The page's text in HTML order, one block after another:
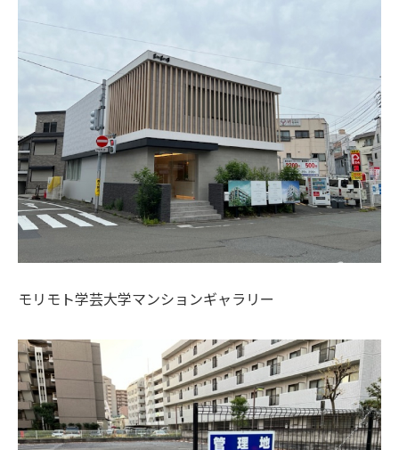
モリモト学芸大学マンションギャラリー